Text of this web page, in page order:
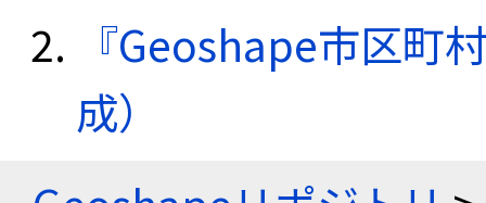
『Geoshape市区町
成）